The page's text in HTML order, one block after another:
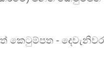
කෙටුම්පත - දෙවැනිවර